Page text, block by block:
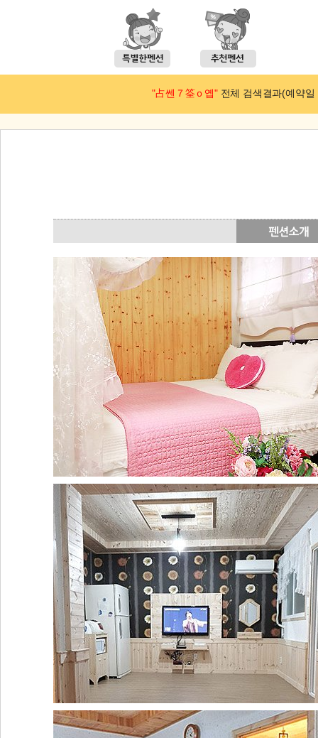
"占쎈７筌ｏ옙"전체 검색결과(예약일